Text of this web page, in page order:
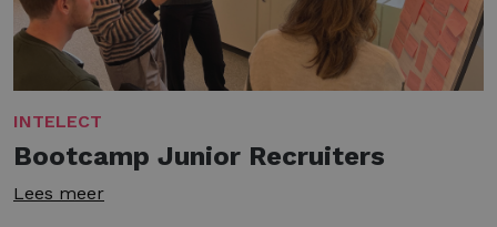
INTELECT
Bootcamp Junior Recruiters
Lees meer